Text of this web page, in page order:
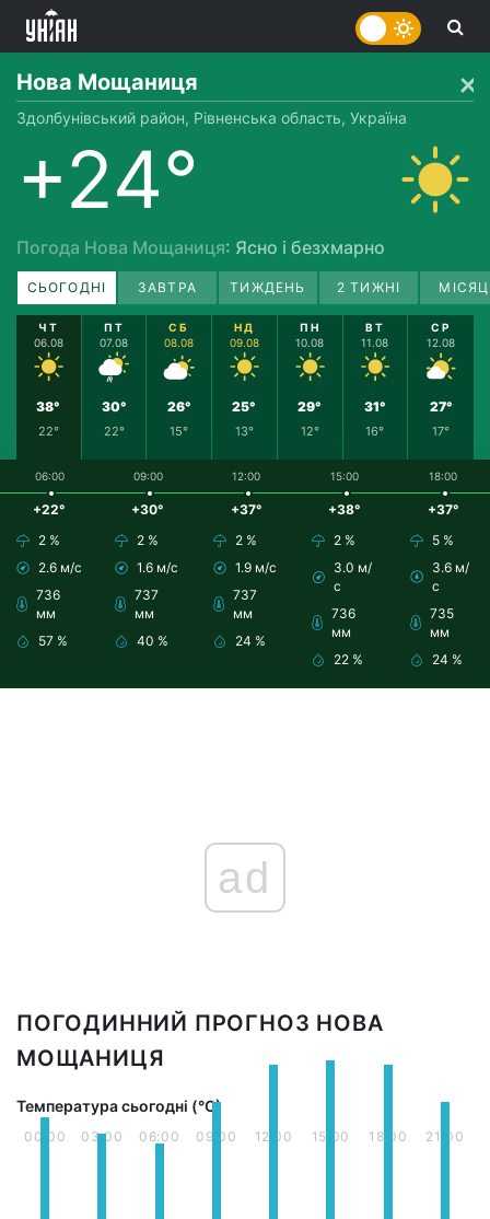
Нова Мощаниця
Здолбунівський район, Рівненська область, Україна
+24°
Погода Нова Мощаниця: Ясно і безхмарно
СЬОГОДНІ ЗАВТРА ТИЖДЕНЬ 2 ТИЖНІ
ЧТ
06.08
38°
22°
ПТ
07.08
30°
22°
СБ
08.08
26°
15°
НД
09.08
25°
13°
ПН
10.08
29°
12°
ВТ
11.08
31°
16°
СР
12.08
27°
17°
06:00
+22°
2 %
2.6 м/с
736
мм
57 %
09:00
+30°
2 %
1.6 м/с
737
мм
40 %
12:00
+37°
2 %
1.9 м/с
737
мм
24 %
15:00
+38°
2 %
3.0 м/
с
736
мм
22 %
18:00
+37°
5 %
3.6 м/
с
735
мм
24 %
ad
ПОГОДИННИЙ ПРОГНОЗ НОВА
МОЩАНИЦЯ
Температура сьогодні (°С)
00:00 03:00 06:00 09:00 12:00 15:00 18:00 21:00